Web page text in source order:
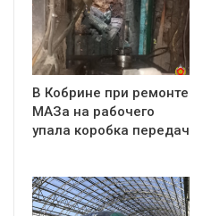
В Кобрине при ремонте
МАЗа на рабочего
упала коробка передач